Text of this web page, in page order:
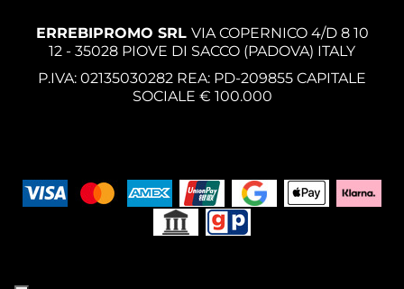
ERREBIPROMO SRL VIA COPERNICO 4/D 8 10
12 - 35028 PIOVE DI SACCO (PADOVA) ITALY
P.IVA: 02135030282 REA: PD-209855 CAPITALE
SOCIALE € 100.000